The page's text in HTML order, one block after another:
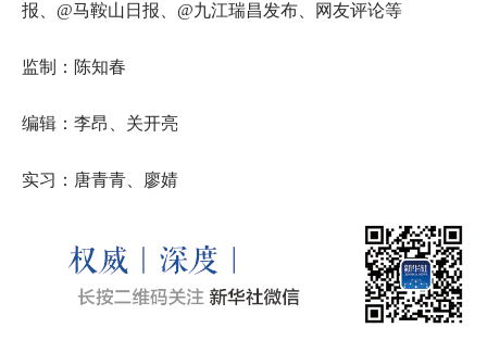
报、@马鞍山日报、@九江瑞昌发布、网友评论等
监制：陈知春
编辑：李昂、关开亮
实习：唐青青、廖婧